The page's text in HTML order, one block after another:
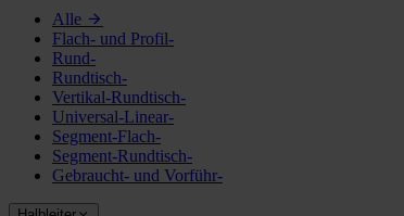
Alle
Flach- und Profil-
Rund-
Rundtisch-
Vertikal-Rundtisch-
Universal-Linear-
Segment-Flach-
Segment-Rundtisch-
Gebraucht- und Vorführ-